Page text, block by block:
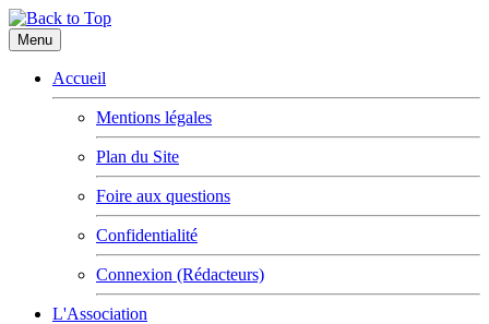
Menu
Accueil
Mentions légales
Plan du Site
Foire aux questions
Confidentialité
Connexion (Rédacteurs)
L'Association